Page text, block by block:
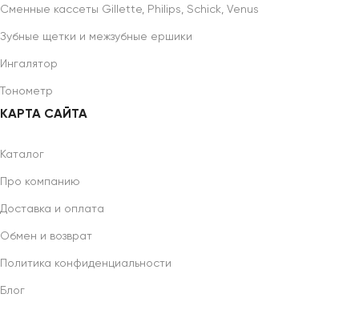
Сменные кассеты Gillette, Philips, Schick, Venus
Зубные щетки и межзубные ершики
Ингалятор
Тонометр
КАРТА САЙТА
Каталог
Про компанию
Доставка и оплата
Обмен и возврат
Политика конфиденциальности
Блог